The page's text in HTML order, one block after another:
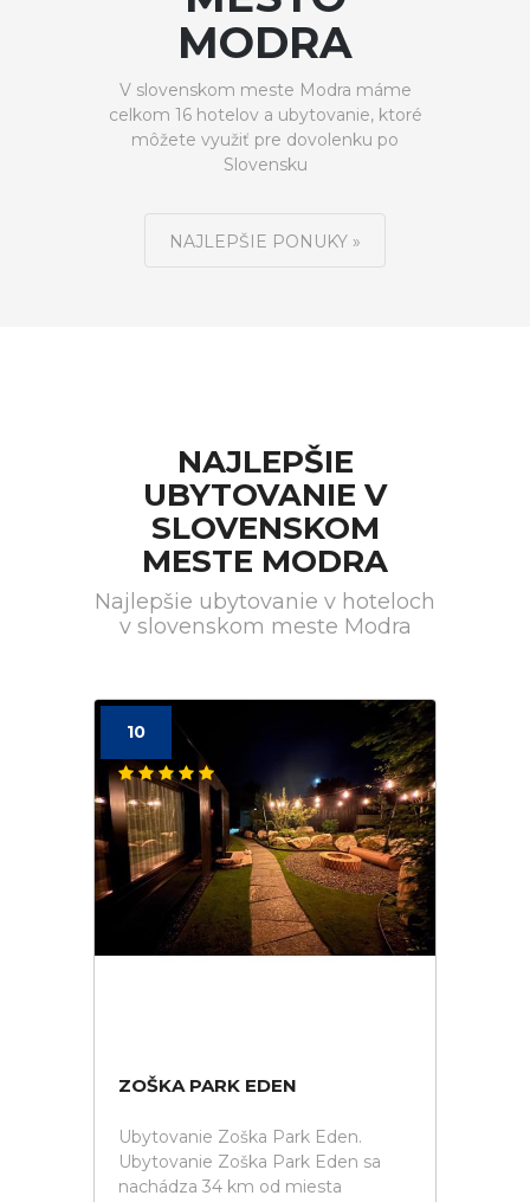
MODRA
V slovenskom meste Modra máme
celkom 16 hotelov a ubytovanie, ktoré
môžete využiť pre dovolenku po
Slovensku
NAJLEPŠIE PONUKY »
NAJLEPŠIE
UBYTOVANIE V
SLOVENSKOM
MESTE MODRA
Najlepšie ubytovanie v hoteloch
v slovenskom meste Modra
10
ZOŠKA PARK EDEN
Ubytovanie Zoška Park Eden.
Ubytovanie Zoška Park Eden sa
nachádza 34 km od miesta